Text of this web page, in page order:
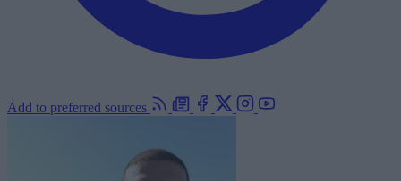
Add to preferred sources